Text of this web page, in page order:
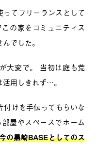
てフリーランスとして
この家をコミュニティス
でした。
大変で。
当初は庭も荒
用しきれず…。
付けを手伝ってもらいな
屋やスペースでホーム
の黒崎BASEとしてのス